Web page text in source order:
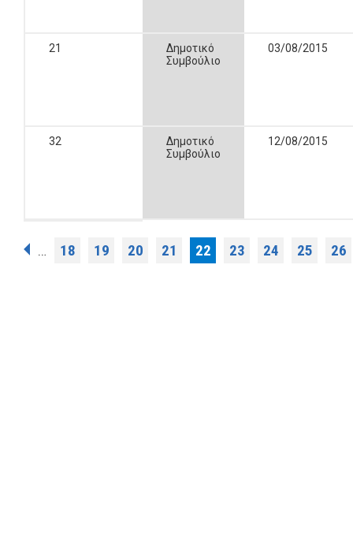
21
Δημοτικό
Συμβούλιο
03/08/2015
32
Δημοτικό
Συμβούλιο
12/08/2015
Σελίδες
… 18 19 20 21 22 23 24 25 26